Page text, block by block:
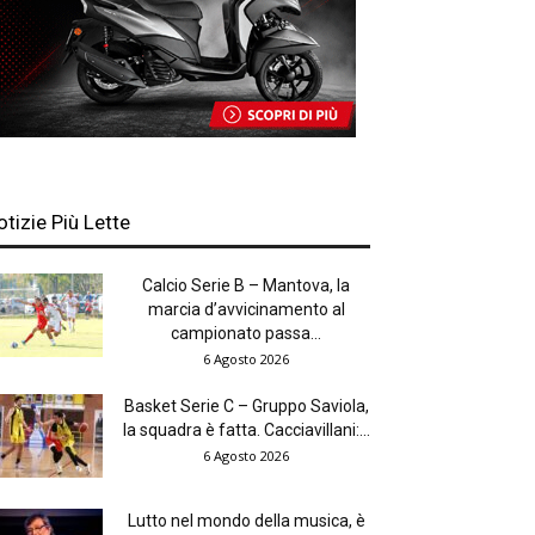
Più Lette
Calcio Serie B – Mantova, la
marcia d’avvicinamento al
campionato passa...
6 Agosto 2026
Basket Serie C – Gruppo Saviola,
la squadra è fatta. Cacciavillani:...
6 Agosto 2026
Lutto nel mondo della musica, è